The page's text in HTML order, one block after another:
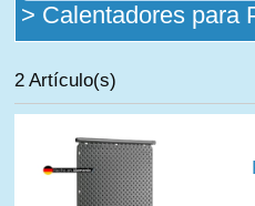
> Calentadores para
2 Artículo(s)